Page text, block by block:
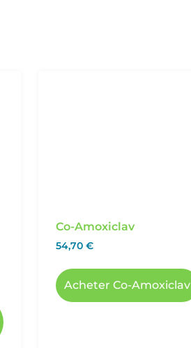
Co-Amoxiclav
54,70 €
Acheter Co-Amoxiclav